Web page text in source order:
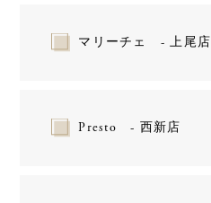
マリーチェ - 上尾店
Presto - 西新店